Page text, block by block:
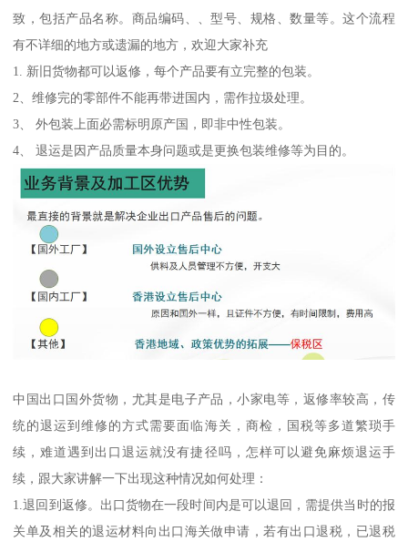
致，包括产品名称。商品编码、、型号、规格、数量等。这个流程
有不详细的地方或遗漏的地方，欢迎大家补充
1. 新旧货物都可以返修，每个产品要有立完整的包装。
2、维修完的零部件不能再带进国内，需作拉圾处理。
3、 外包装上面必需标明原产国，即非中性包装。
4、 退运是因产品质量本身问题或是更换包装维修等为目的。
中国出口国外货物，尤其是电子产品，小家电等，返修率较高，传
统的退运到维修的方式需要面临海关，商检，国税等多道繁琐手
续，难道遇到出口退运就没有捷径吗，怎样可以避免麻烦退运手
续，跟大家讲解一下出现这种情况如何处理：
1.退回到返修。出口货物在一段时间内是可以退回，需提供当时的报
关单及相关的退运材料向出口海关做申请，若有出口退税，已退税